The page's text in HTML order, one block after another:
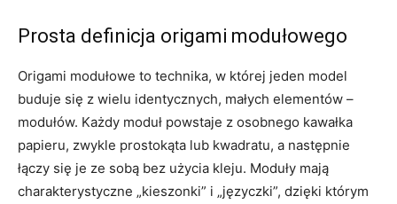
Prosta definicja origami modułowego
Origami modułowe to technika, w której jeden model
buduje się z wielu identycznych, małych elementów –
modułów. Każdy moduł powstaje z osobnego kawałka
papieru, zwykle prostokąta lub kwadratu, a następnie
łączy się je ze sobą bez użycia kleju. Moduły mają
charakterystyczne „kieszonki” i „języczki”, dzięki którym